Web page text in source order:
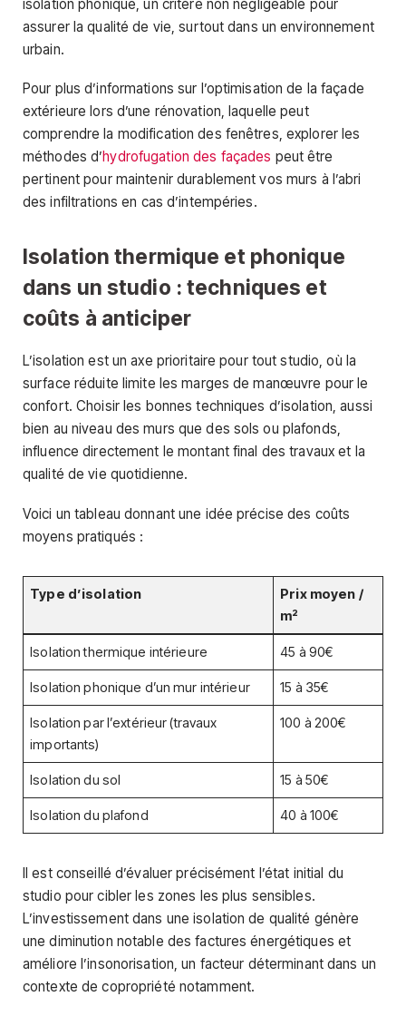
isolation phonique, un critère non négligeable pour
assurer la qualité de vie, surtout dans un environnement
urbain.
Pour plus d’informations sur l’optimisation de la façade
extérieure lors d’une rénovation, laquelle peut
comprendre la modification des fenêtres, explorer les
méthodes d’hydrofugation des façades peut être
pertinent pour maintenir durablement vos murs à l’abri
des infiltrations en cas d’intempéries.
Isolation thermique et phonique
dans un studio : techniques et
coûts à anticiper
L’isolation est un axe prioritaire pour tout studio, où la
surface réduite limite les marges de manœuvre pour le
confort. Choisir les bonnes techniques d’isolation, aussi
bien au niveau des murs que des sols ou plafonds,
influence directement le montant final des travaux et la
qualité de vie quotidienne.
Voici un tableau donnant une idée précise des coûts
moyens pratiqués :
Type d’isolation
Prix moyen /
m²
Isolation thermique intérieure 45 à 90€
Isolation phonique d’un mur intérieur 15 à 35€
Isolation par l’extérieur (travaux
importants)
100 à 200€
Isolation du sol 15 à 50€
Isolation du plafond 40 à 100€
Il est conseillé d’évaluer précisément l’état initial du
studio pour cibler les zones les plus sensibles.
L’investissement dans une isolation de qualité génère
une diminution notable des factures énergétiques et
améliore l’insonorisation, un facteur déterminant dans un
contexte de copropriété notamment.